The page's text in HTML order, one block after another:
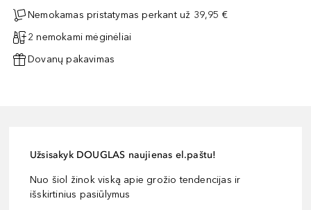
Nemokamas pristatymas perkant už 39,95 €
2 nemokami mėginėliai
Dovanų pakavimas
Užsisakyk DOUGLAS naujienas el.paštu!
Nuo šiol žinok viską apie grožio tendencijas ir
išskirtinius pasiūlymus